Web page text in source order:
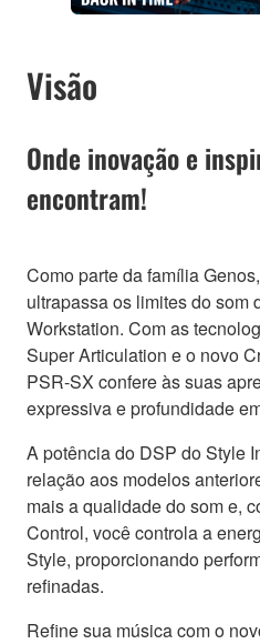
Visão
Onde inovação e
encontram!
Como parte da família
ultrapassa os limites do som
Workstation. Com as
Super Articulation e o novo
PSR-SX confere às suas
expressiva e profundidade
A potência do DSP do Style
relação aos modelos
mais a qualidade do som e,
Control, você controla a
Style, proporcionando
refinadas.
Refine sua música com o